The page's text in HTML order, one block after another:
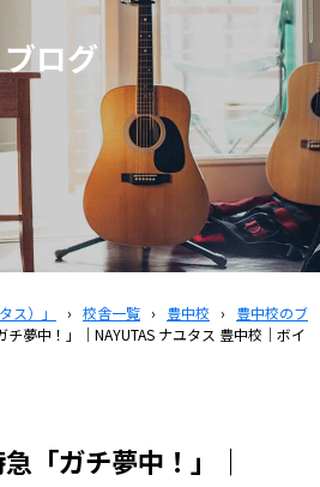
ブログ
ス）」 › 校舎一覧 › 豊中校 ›
豊中校のブ
チ夢中！」｜NAYUTAS ナユタス 豊中校｜ボイ
「ガチ夢中！」｜